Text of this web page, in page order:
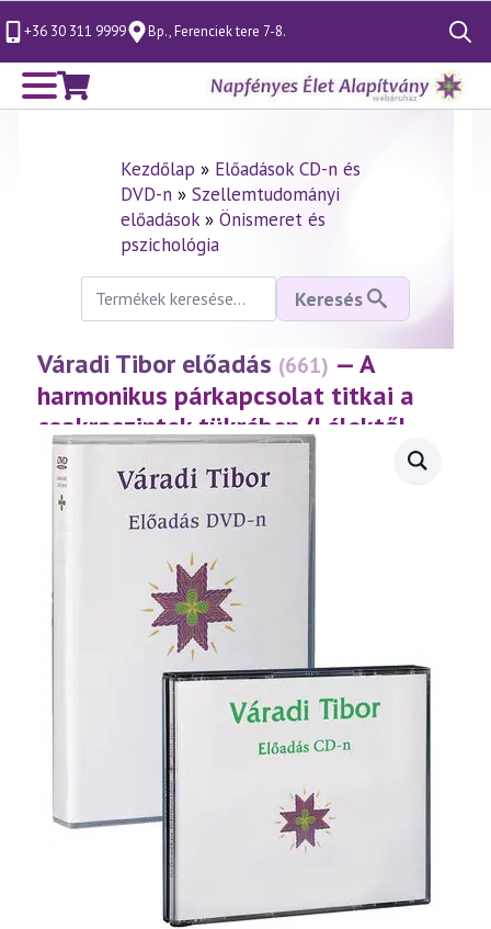
+36 30 311 9999 Bp., Ferenciek tere 7-8.
Search
for:
Kezdőlap » Előadások CD-n és
DVD-n» Szellemtudományi
előadások» Önismeret és
pszichológia
Keresés
következőre:
Keresés
Váradi Tibor előadás (661) — A
harmonikus párkapcsolat titkai a
csakraszintek tükrében (Lélektől
lélekig 10. rész)
(2014.02.16.)